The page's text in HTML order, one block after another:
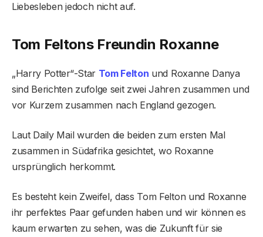
Liebesleben jedoch nicht auf.
Tom Feltons Freundin Roxanne
„Harry Potter“-Star Tom Felton und Roxanne Danya
sind Berichten zufolge seit zwei Jahren zusammen und
vor Kurzem zusammen nach England gezogen.
Laut Daily Mail wurden die beiden zum ersten Mal
zusammen in Südafrika gesichtet, wo Roxanne
ursprünglich herkommt.
Es besteht kein Zweifel, dass Tom Felton und Roxanne
ihr perfektes Paar gefunden haben und wir können es
kaum erwarten zu sehen, was die Zukunft für sie